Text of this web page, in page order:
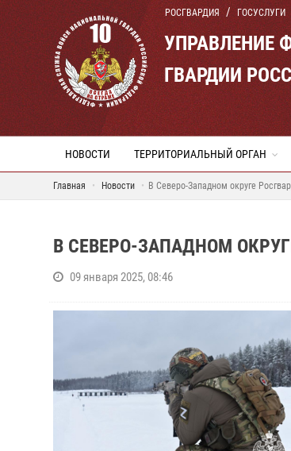
РОСГВАРДИЯ ГОСУСЛУГИ
УПРАВЛЕНИЕ
ГВАРДИИ
НОВОСТИ ТЕРРИТОРИАЛЬНЫЙ ОРГАН
Главная Новости В Северо-Западном округе
В СЕВЕРО-ЗАПАДНОМ
09 января 2025, 08:46